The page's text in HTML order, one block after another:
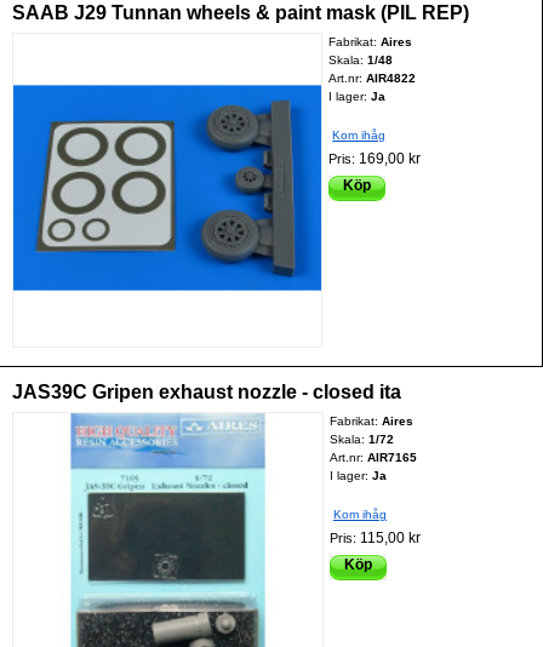
SAAB J29 Tunnan wheels & paint mask (PIL REP)
Fabrikat:Aires
Skala:1/48
Art.nr:AIR4822
I lager: Ja
Kom ihåg
Pris: 169,00 kr
Köp
JAS39C Gripen exhaust nozzle - closed ita
Fabrikat: Aires
Skala: 1/72
Art.nr: AIR7165
I lager: Ja
Kom ihåg
Pris: 115,00 kr
Köp